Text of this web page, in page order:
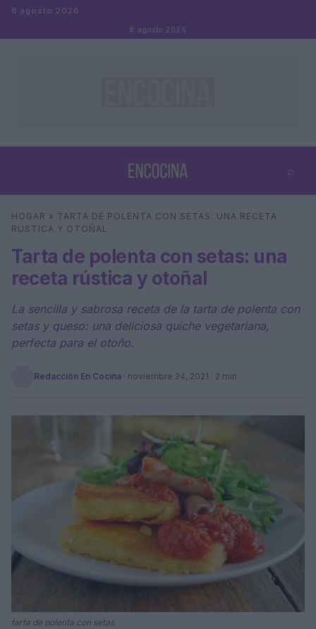
Saltar al contenido
8 agosto 2026
8 agosto 2026
⌕
Buscar ⌕
HOGAR » TARTA DE POLENTA CON SETAS: UNA RECETA
RÚSTICA Y OTOÑAL
Tarta de polenta con setas: una
receta rústica y otoñal
La sencilla y sabrosa receta de la tarta de polenta con
setas y queso: una deliciosa quiche vegetariana,
perfecta para el otoño.
Redacción En Cocina · noviembre 24, 2021 · 2 min
tarta de polenta con setas